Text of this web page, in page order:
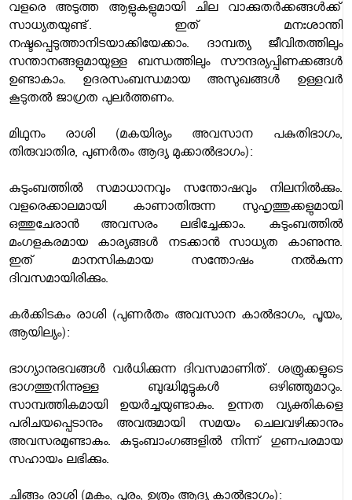
വളരെ അടുത്ത ആളുകളുമായി ചില വാക്കുതര്‍ക്കങ്ങള്‍ക്ക്
സാധ്യതയുണ്ട്. ഇത് മനഃശാന്തി
നഷ്ടപ്പെടുത്താനിടയാക്കിയേക്കാം. ദാമ്പത്യ ജീവിതത്തിലും
സന്താനങ്ങളുമായുള്ള ബന്ധത്തിലും സൗന്ദര്യപ്പിണക്കങ്ങള്‍
ഉണ്ടാകാം. ഉദരസംബന്ധമായ അസുഖങ്ങള്‍ ഉള്ളവര്‍
കൂടുതല്‍ ജാഗ്രത പുലര്‍ത്തണം.
മിഥുനം രാശി (മകയിര്യം അവസാന പകുതിഭാഗം,
തിരുവാതിര, പുണര്‍തം ആദ്യ മുക്കാല്‍ഭാഗം):
കുടുംബത്തില്‍ സമാധാനവും സന്തോഷവും നിലനില്‍ക്കും.
വളരെക്കാലമായി കാണാതിരുന്ന സുഹൃത്തുക്കളുമായി
ഒത്തുചേരാന്‍ അവസരം ലഭിച്ചേക്കാം. കുടുംബത്തില്‍
മംഗളകരമായ കാര്യങ്ങള്‍ നടക്കാന്‍ സാധ്യത കാണുന്നു.
ഇത് മാനസികമായ സന്തോഷം നല്‍കുന്ന
ദിവസമായിരിക്കും.
കര്‍ക്കിടകം രാശി (പുണര്‍തം അവസാന കാല്‍ഭാഗം, പൂയം,
ആയില്യം):
ഭാഗ്യാനുഭവങ്ങള്‍ വര്‍ധിക്കുന്ന ദിവസമാണിത്. ശത്രുക്കളുടെ
ഭാഗത്തുനിന്നുള്ള ബുദ്ധിമുട്ടുകള്‍ ഒഴിഞ്ഞുമാറും.
സാമ്പത്തികമായി ഉയര്‍ച്ചയുണ്ടാകും. ഉന്നത വ്യക്തികളെ
പരിചയപ്പെടാനും അവരുമായി സമയം ചെലവഴിക്കാനും
അവസരമുണ്ടാകും. കുടുംബാംഗങ്ങളില്‍ നിന്ന് ഗുണപരമായ
സഹായം ലഭിക്കും.